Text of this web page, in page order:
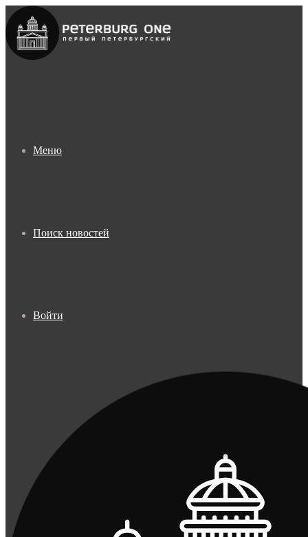
Меню
Поиск новостей
Войти